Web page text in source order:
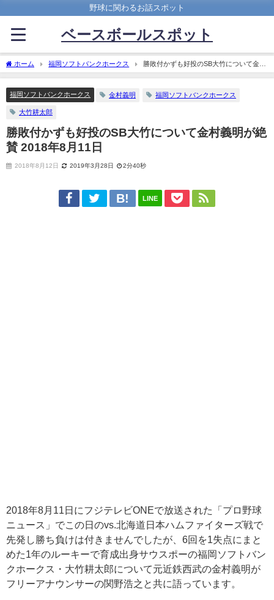
野球に関わるお話スポット
ベースボールスポット
ホーム 福岡ソフトバンクホークス
勝敗付かずも好投のSB大竹について金村
義明が絶賛 2018年8月11日
福岡ソフトバンクホークス 金村義明 福岡ソフトバンクホークス
大竹耕太郎
勝敗付かずも好投のSB大竹について金村義明が絶
賛 2018年8月11日
2018年8月12日 2019年3月28日 2分40秒
LINE
2018年8月11日にフジテレビONEで放送された「プロ野球
ニュース」でこの日のvs.北海道日本ハムファイターズ戦で
先発し勝ち負けは付きませんでしたが、6回を1失点にまと
めた1年のルーキーで育成出身サウスポーの福岡ソフトバン
クホークス・大竹耕太郎について元近鉄西武の金村義明が
フリーアナウンサーの関野浩之と共に語っています。